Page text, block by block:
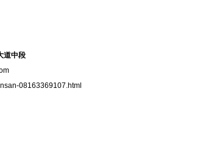
道中段
08163369107.html